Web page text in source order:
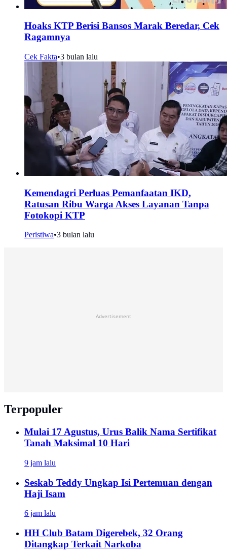
Hoaks KTP Berisi Bansos Marak Beredar, Cek
Ragamnya
Cek Fakta•3 bulan lalu
Kemendagri Perluas Pemanfaatan IKD,
Ratusan Ribu Warga Akses Layanan Tanpa
Fotokopi KTP
Peristiwa•3 bulan lalu
Advertisement
Terpopuler
Mulai 17 Agustus, Urus Balik Nama Sertifikat
Tanah Maksimal 10 Hari
9 jam lalu
Seskab Teddy Ungkap Isi Pertemuan dengan
Haji Isam
6 jam lalu
HH Club Batam Digerebek, 32 Orang
Ditangkap Terkait Narkoba